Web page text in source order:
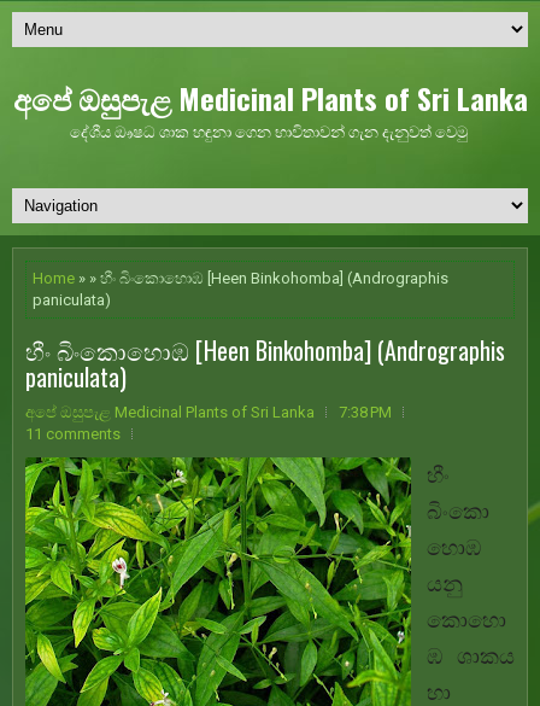
අපේ ඔසුපැළ Medicinal Plants of Sri Lanka
දේශීය ඖෂධ ශාක හඳුනා ගෙන භාවිතාවන් ගැන දැනුවත් වෙමු
Home » » හීං බිංකොහොඹ [Heen Binkohomba] (Andrographis
paniculata)
හීං බිංකොහොඹ [Heen Binkohomba] (Andrographis
paniculata)
අපේ ඔසුපැළ Medicinal Plants of Sri Lanka
7:38 PM
11 comments
හීං
බිංකො
හොඹ
යනු
කොහො
ඹ ශාකය
හා